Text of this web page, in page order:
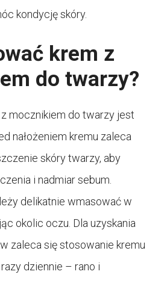
kondycję skóry.
krem z
do twarzy?
mocznikiem do twarzy jest
nałożeniem kremu zaleca
skóry twarzy, aby
i nadmiar sebum.
delikatnie wmasować w
okolic oczu. Dla uzyskania
zaleca się stosowanie kremu
dziennie – rano i